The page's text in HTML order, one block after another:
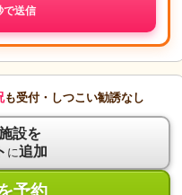
で送信
も受付・しつこい勧誘なし
設を
に追加
予約